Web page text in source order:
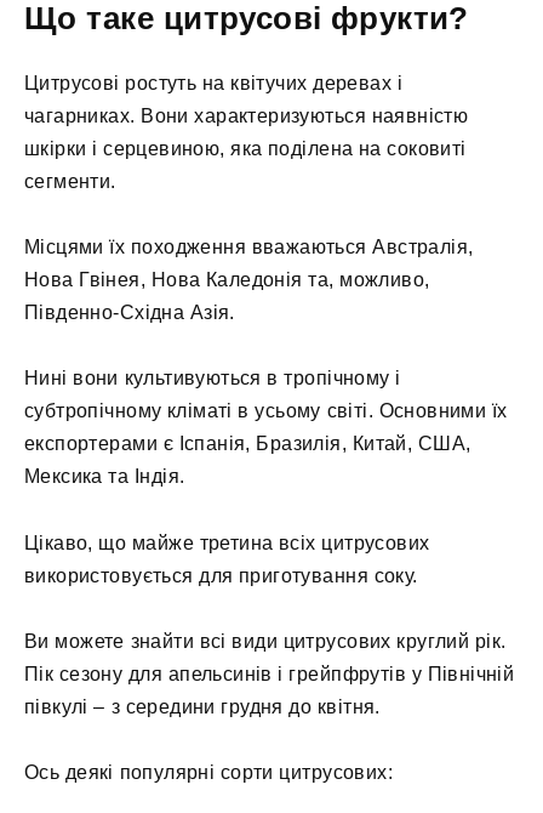
Що таке цитрусові фрукти?
Цитрусові ростуть на квітучих деревах і
чагарниках. Вони характеризуються наявністю
шкірки і серцевиною, яка поділена на соковиті
сегменти.
Місцями їх походження вважаються Австралія,
Нова Гвінея, Нова Каледонія та, можливо,
Південно-Східна Азія.
Нині вони культивуються в тропічному і
субтропічному кліматі в усьому світі. Основними їх
експортерами є Іспанія, Бразилія, Китай, США,
Мексика та Індія.
Цікаво, що майже третина всіх цитрусових
використовується для приготування соку.
Ви можете знайти всі види цитрусових круглий рік.
Пік сезону для апельсинів і грейпфрутів у Північній
півкулі – з середини грудня до квітня.
Ось деякі популярні сорти цитрусових: